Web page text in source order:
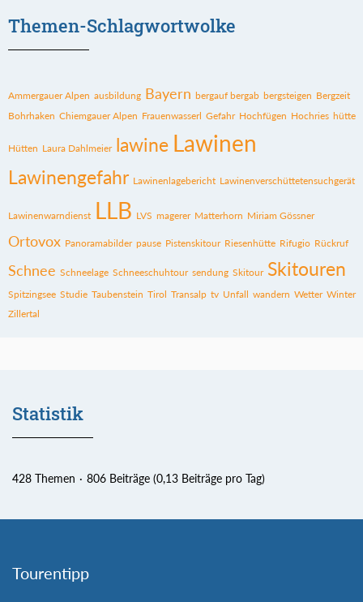
Themen-Schlagwortwolke
Ammergauer Alpen ausbildung Bayern bergauf bergab bergsteigen Bergzeit
Bohrhaken Chiemgauer Alpen Frauenwasserl Gefahr Hochfügen Hochries hütte
Hütten Laura Dahlmeier lawine Lawinen
Lawinengefahr Lawinenlagebericht Lawinenverschüttetensuchgerät
Lawinenwarndienst LLB LVS magerer Matterhorn Miriam Gössner
Ortovox Panoramabilder pause Pistenskitour Riesenhütte Rifugio Rückruf
Schnee Schneelage Schneeschuhtour sendung Skitour Skitouren
Spitzingsee Studie Taubenstein Tirol Transalp tv Unfall wandern Wetter Winter
Zillertal
Statistik
428 Themen 806 Beiträge (0,13 Beiträge pro Tag)
Tourentipp